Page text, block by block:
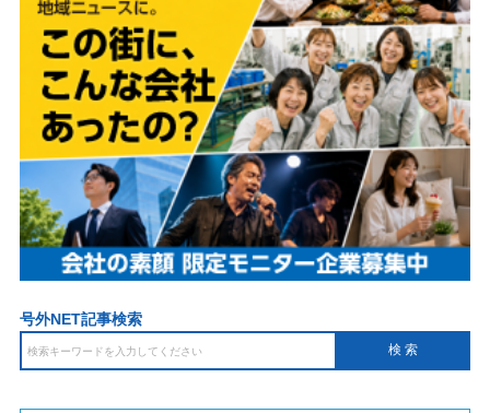
号外NET記事検索